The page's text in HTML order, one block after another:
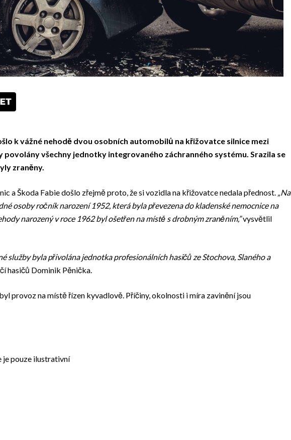
k vážné nehodě dvou osobních automobilů na křižovatce silnice mezi
povolány všechny jednotky integrovaného záchranného systému. Srazila se
zraněny.
a Škoda Fabie došlo zřejmě proto, že si vozidla na křižovatce nedala přednost. „Na
osoby ročník narození 1952, která byla převezena do kladenské nemocnice na
narozený v roce 1962 byl ošetřen na místě s drobným zraněním,”vysvětlil
služby byla přivolána jednotka profesionálních hasičů ze Stochova, Slaného a
hasičů Dominik Pěnička.
provoz na místě řízen kyvadlově. Příčiny, okolnosti i míra zavinění jsou
pouze ilustrativní